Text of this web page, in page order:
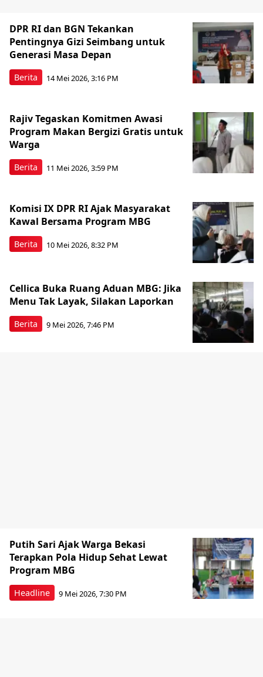
Berita
DPR RI dan BGN Tekankan
Pentingnya Gizi Seimbang untuk
Generasi Masa Depan
14 Mei 2026, 3:16 PM
Berita
Rajiv Tegaskan Komitmen Awasi
Program Makan Bergizi Gratis untuk
Warga
11 Mei 2026, 3:59 PM
Berita
Komisi IX DPR RI Ajak Masyarakat
Kawal Bersama Program MBG
10 Mei 2026, 8:32 PM
Berita
Cellica Buka Ruang Aduan MBG: Jika
Menu Tak Layak, Silakan Laporkan
9 Mei 2026, 7:46 PM
Headline
Putih Sari Ajak Warga Bekasi
Terapkan Pola Hidup Sehat Lewat
Program MBG
9 Mei 2026, 7:30 PM